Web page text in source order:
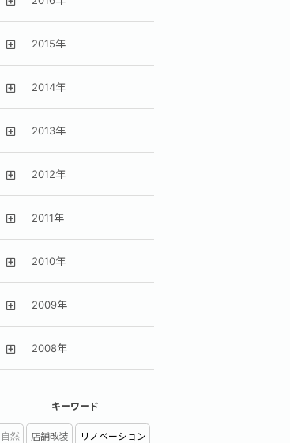
2015年
2014年
2013年
2012年
2011年
2010年
2009年
2008年
キーワード
自然 店舗改装 リノベーション